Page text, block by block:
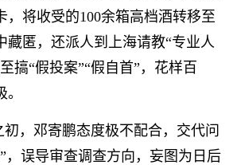
，将收受的100余箱高档酒转移至
藏匿，还派人到上海请教“专业人
搞“假投案”“假自首”，花样百
邓寄鹏态度极不配合，交代问
，误导审查调查方向，妄图为日后